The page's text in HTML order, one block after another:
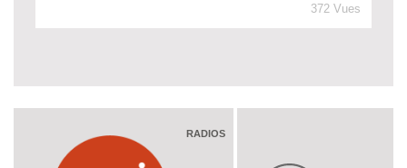
372 Vues
RADIOS